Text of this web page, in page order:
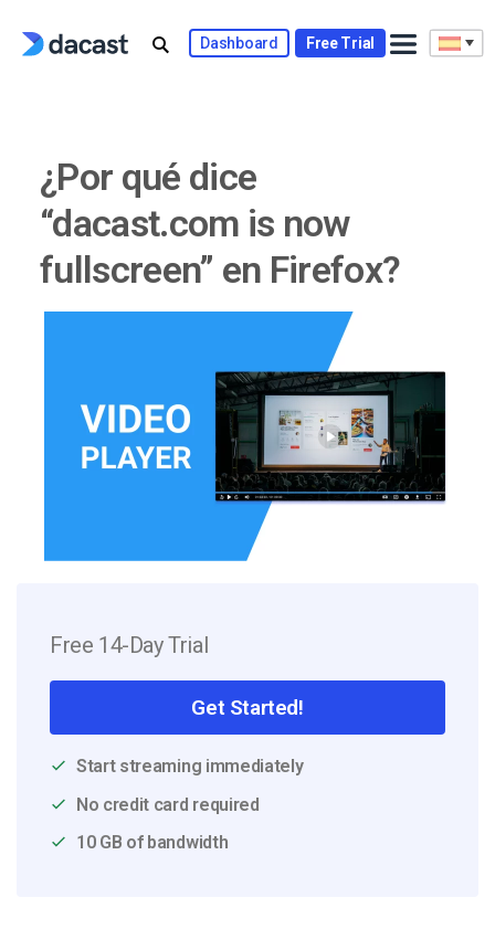
Dashboard Free Trial
¿Por qué dice
“dacast.com is now
fullscreen” en Firefox?
Free 14-Day Trial
Get Started!
Start streaming immediately
No credit card required
10 GB of bandwidth